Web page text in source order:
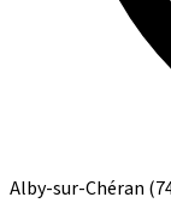
Alby-sur-Chéran